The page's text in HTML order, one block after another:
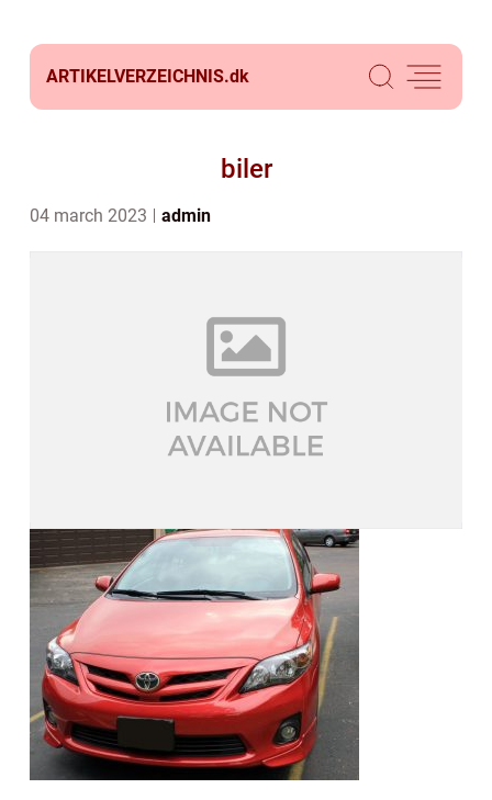
ARTIKELVERZEICHNIS.dk
biler
04 march 2023 admin